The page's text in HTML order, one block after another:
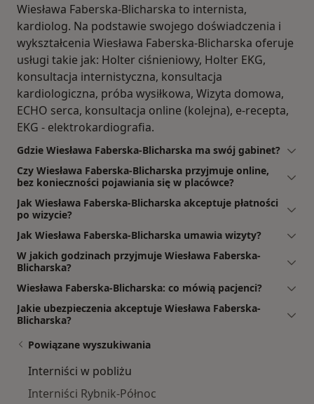
Wiesława Faberska-Blicharska to internista,
kardiolog. Na podstawie swojego doświadczenia i
wykształcenia Wiesława Faberska-Blicharska oferuje
usługi takie jak: Holter ciśnieniowy, Holter EKG,
konsultacja internistyczna, konsultacja
kardiologiczna, próba wysiłkowa, Wizyta domowa,
ECHO serca, konsultacja online (kolejna), e-recepta,
EKG - elektrokardiografia.
Gdzie Wiesława Faberska-Blicharska ma swój gabinet?
Czy Wiesława Faberska-Blicharska przyjmuje online,
bez konieczności pojawiania się w placówce?
Jak Wiesława Faberska-Blicharska akceptuje płatności
po wizycie?
Jak Wiesława Faberska-Blicharska umawia wizyty?
W jakich godzinach przyjmuje Wiesława Faberska-
Blicharska?
Wiesława Faberska-Blicharska: co mówią pacjenci?
Jakie ubezpieczenia akceptuje Wiesława Faberska-
Blicharska?
Powiązane wyszukiwania
Interniści w pobliżu
Interniści Rybnik-Północ